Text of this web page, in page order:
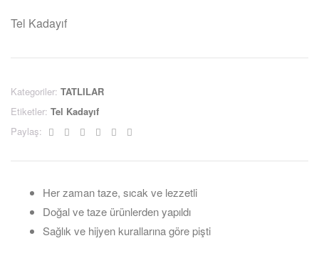
Tel Kadayıf
Kategoriler: TATLILAR
Etiketler: Tel Kadayıf
Paylaş:
Facebook
TwitterLinkedinGoogle+Pinterest
Her zaman taze, sıcak ve lezzetli
Doğal ve taze ürünlerden yapıldı
Sağlık ve hijyen kurallarına göre pişti